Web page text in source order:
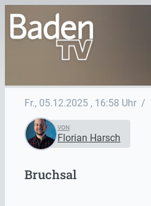
Fr., 05.12.2025 , 16:58 Uhr /
VON
Florian Harsch
Bruchsal